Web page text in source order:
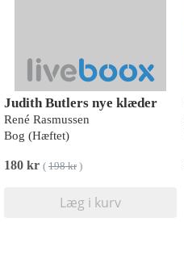
Judith Butlers nye klæder
René Rasmussen
Bog (Hæftet)
180 kr ( 198 kr)
Læg i kurv